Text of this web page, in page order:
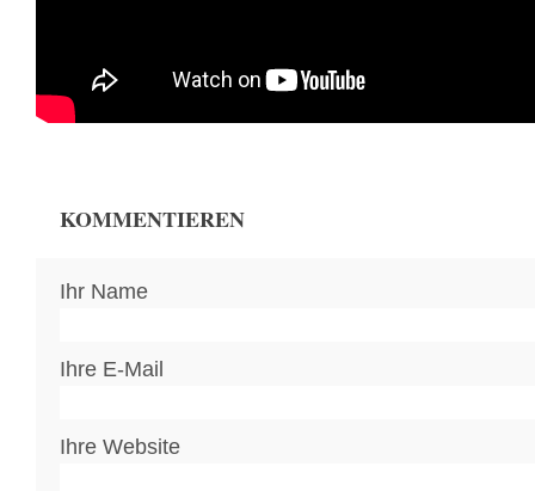
KOMMENTIEREN
Ihr Name
Ihre E-Mail
Ihre Website